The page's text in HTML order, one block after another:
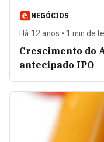
NEGÓCIOS
Há 12 anos • 1 min de
Crescimento do
antecipado IPO